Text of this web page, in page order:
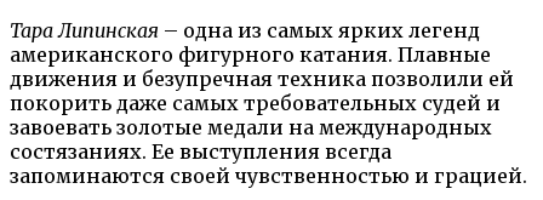
Тара Липинская – одна из самых ярких легенд
американского фигурного катания. Плавные
движения и безупречная техника позволили ей
покорить даже самых требовательных судей и
завоевать золотые медали на международных
состязаниях. Ее выступления всегда
запоминаются своей чувственностью и грацией.